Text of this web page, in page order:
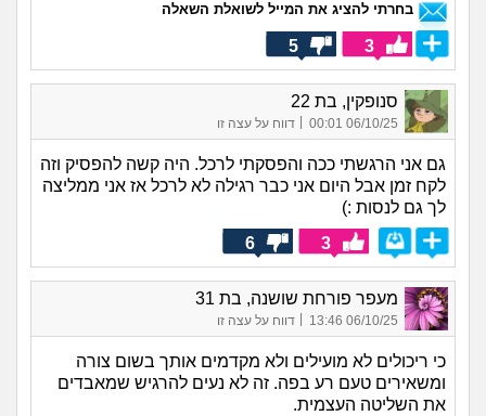
בחרתי להציג את המייל לשואלת השאלה
3
5
סנופקין, בת 22
06/10/25 00:01 דווח על עצה זו
גם אני הרגשתי ככה והפסקתי לרכל. היה קשה להפסיק וזה
לקח זמן אבל היום אני כבר רגילה לא לרכל אז אני ממליצה
לך גם לנסות :)
3
6
מעפר פורחת שושנה, בת 31
06/10/25 13:46 דווח על עצה זו
כי ריכולים לא מועילים ולא מקדמים אותך בשום צורה
ומשאירים טעם רע בפה. זה לא נעים להרגיש שמאבדים
את השליטה העצמית.